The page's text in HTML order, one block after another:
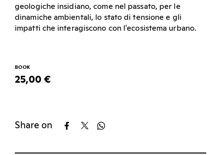
geologiche insidiano, come nel passato, per le
dinamiche ambientali, lo stato di tensione e gli
impatti che interagiscono con l'ecosistema urbano.
BOOK
25,00 €
Share on